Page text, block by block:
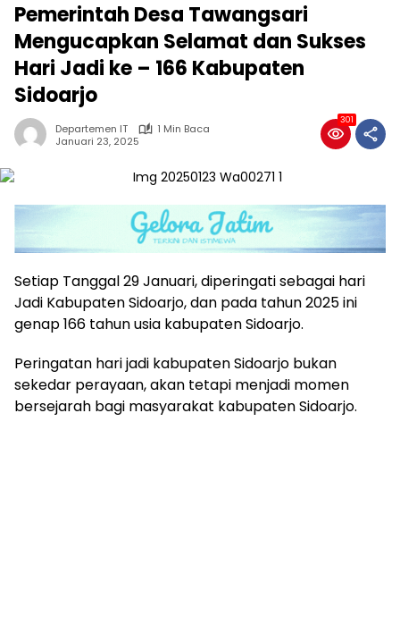
Pemerintah Desa Tawangsari
Mengucapkan Selamat dan Sukses
Hari Jadi ke – 166 Kabupaten
Sidoarjo
Departemen IT
1 Min Baca
Januari 23, 2025
301
Setiap Tanggal 29 Januari, diperingati sebagai hari
Jadi Kabupaten Sidoarjo, dan pada tahun 2025 ini
genap 166 tahun usia kabupaten Sidoarjo.
Peringatan hari jadi kabupaten Sidoarjo bukan
sekedar perayaan, akan tetapi menjadi momen
bersejarah bagi masyarakat kabupaten Sidoarjo.